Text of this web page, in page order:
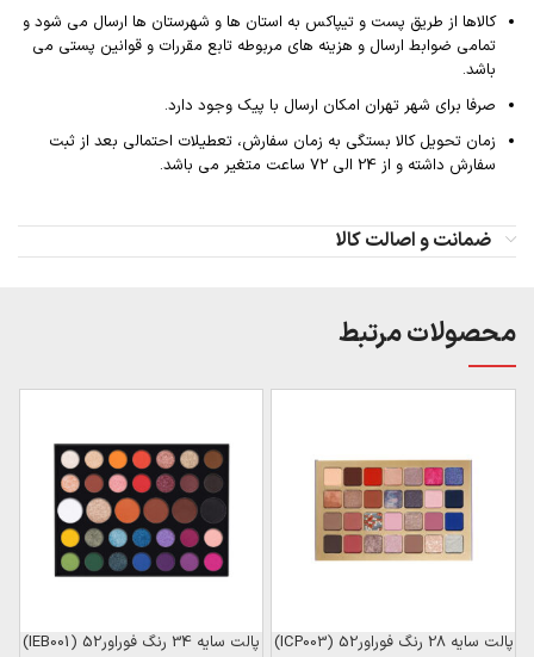
کالاها از طریق پست و تیپاکس به استان ها و شهرستان ها ارسال می شود و
تمامی ضوابط ارسال و هزینه های مربوطه تابع مقررات و قوانین پستی می
باشد.
صرفا برای شهر تهران امکان ارسال با پیک وجود دارد.
زمان تحویل کالا بستگی به زمان سفارش، تعطیلات احتمالی بعد از ثبت
سفارش داشته و از 24 الی 72 ساعت متغیر می باشد.
ضمانت و اصالت کالا
محصولات مرتبط
پالت سایه 28 رنگ فوراور52 (ICP003) پالت سایه 34 رنگ فوراور52 (IEB001)